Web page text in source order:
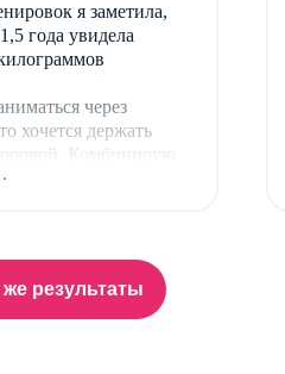
я заметила,
года увидела
через
хочется держать
Комбинирую
все
результаты